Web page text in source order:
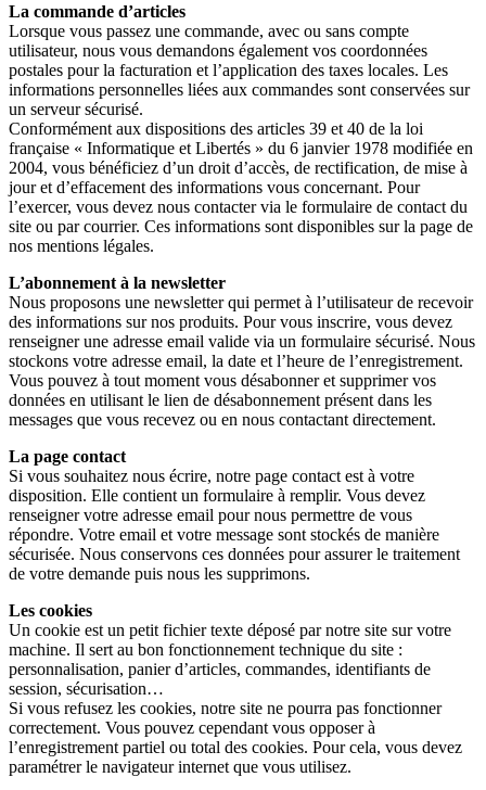
La commande d’articles
Lorsque vous passez une commande, avec ou sans compte
utilisateur, nous vous demandons également vos coordonnées
postales pour la facturation et l’application des taxes locales. Les
informations personnelles liées aux commandes sont conservées sur
un serveur sécurisé.
Conformément aux dispositions des articles 39 et 40 de la loi
française « Informatique et Libertés » du 6 janvier 1978 modifiée en
2004, vous bénéficiez d’un droit d’accès, de rectification, de mise à
jour et d’effacement des informations vous concernant. Pour
l’exercer, vous devez nous contacter via le formulaire de contact du
site ou par courrier. Ces informations sont disponibles sur la page de
nos mentions légales.
L’abonnement à la newsletter
Nous proposons une newsletter qui permet à l’utilisateur de recevoir
des informations sur nos produits. Pour vous inscrire, vous devez
renseigner une adresse email valide via un formulaire sécurisé. Nous
stockons votre adresse email, la date et l’heure de l’enregistrement.
Vous pouvez à tout moment vous désabonner et supprimer vos
données en utilisant le lien de désabonnement présent dans les
messages que vous recevez ou en nous contactant directement.
La page contact
Si vous souhaitez nous écrire, notre page contact est à votre
disposition. Elle contient un formulaire à remplir. Vous devez
renseigner votre adresse email pour nous permettre de vous
répondre. Votre email et votre message sont stockés de manière
sécurisée. Nous conservons ces données pour assurer le traitement
de votre demande puis nous les supprimons.
Les cookies
Un cookie est un petit fichier texte déposé par notre site sur votre
machine. Il sert au bon fonctionnement technique du site :
personnalisation, panier d’articles, commandes, identifiants de
session, sécurisation…
Si vous refusez les cookies, notre site ne pourra pas fonctionner
correctement. Vous pouvez cependant vous opposer à
l’enregistrement partiel ou total des cookies. Pour cela, vous devez
paramétrer le navigateur internet que vous utilisez.